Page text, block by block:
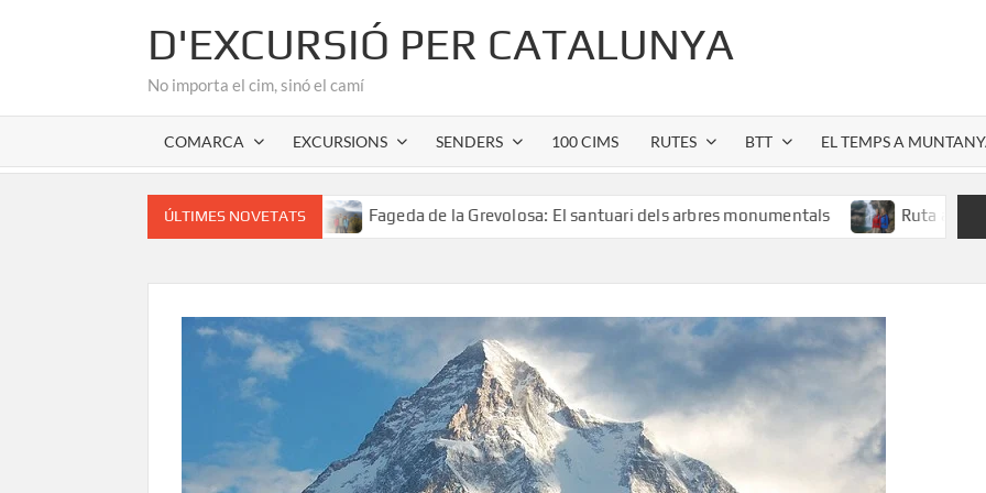
D'EXCURSIÓ PER CATALUNYA
No importa el cim, sinó el camí
COMARCA EXCURSIONS SENDERS 100 CIMS RUTES BTT EL TEMPS A
ÚLTIMES NOVETATS
romànic de l’Alta Garrotxa Fageda de la Grevolosa: El santuari dels arbres monumentals Ruta al Salt de Sallent: